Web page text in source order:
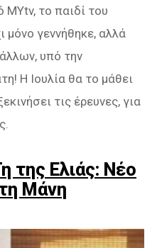
το παιδί του
μόνο γεννήθηκε, αλλά
υπό την
Η Ιουλία θα το μάθει
τις έρευνες, για
της Ελιάς: Νέο
Μάνη